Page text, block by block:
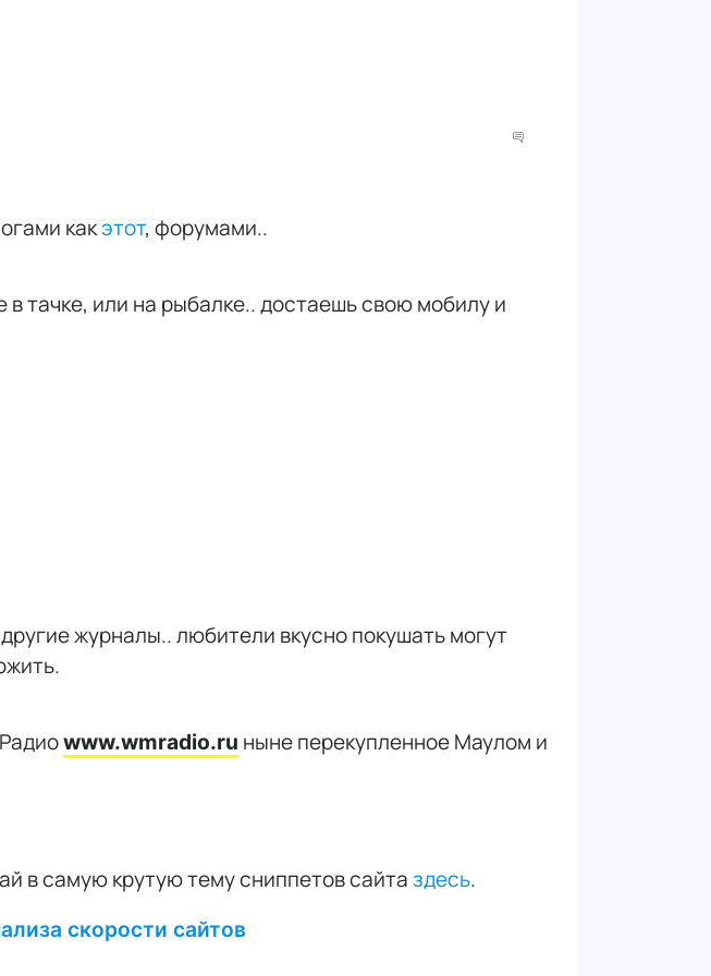
какэтот, форумами..
тачке, или на рыбалке.. достаешь свою мобилу и
журналы.. любители вкусно покушать могут
www.wmradio.ru ныне перекупленное Маулом и
в самую крутую тему сниппетов сайтаздесь.
скорости сайтов